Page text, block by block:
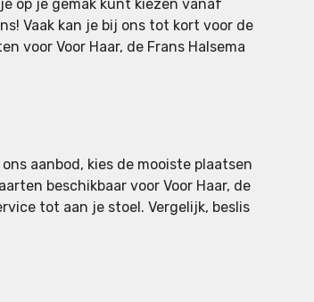
op je gemak kunt kiezen vanaf
Vaak kan je bij ons tot kort voor de
voor Voor Haar, de Frans Halsema
aanbod, kies de mooiste plaatsen
beschikbaar voor Voor Haar, de
tot aan je stoel. Vergelijk, beslis